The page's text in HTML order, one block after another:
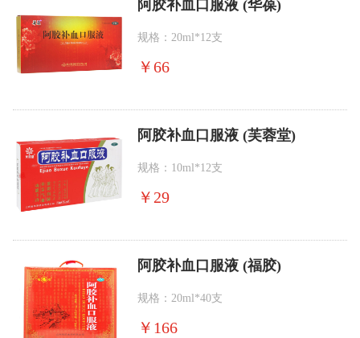
阿胶补血口服液 (华葆)
规格：20ml*12支
￥66
阿胶补血口服液 (芙蓉堂)
规格：10ml*12支
￥ 29
阿胶补血口服液 (福胶)
规格：20ml*40支
￥ 166